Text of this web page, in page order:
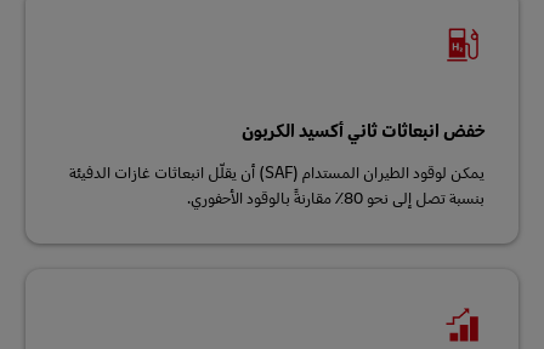
خفض انبعاثات ثاني أكسيد الكربون
يمكن لوقود الطيران المستدام (SAF) أن يقلّل انبعاثات غازات الدفيئة
بنسبة تصل إلى نحو 80٪ مقارنةً بالوقود الأحفوري.